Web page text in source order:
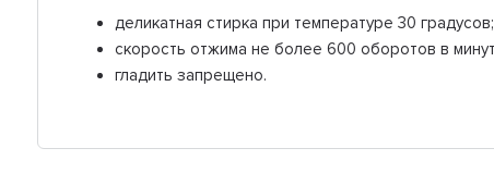
деликатная стирка при температуре 30 градусов;
скорость отжима не более 600 оборотов в
гладить запрещено.